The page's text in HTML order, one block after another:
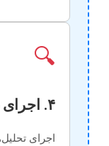
🔍
۴. اجرای تحلیل
اجرای